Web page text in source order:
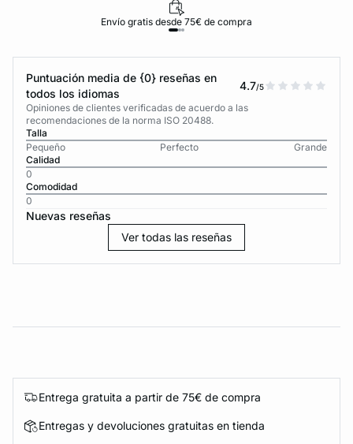
Envío gratis desde 75€ de compra
Puntuación media de {0} reseñas en
todos los idiomas
4.7/5
Opiniones de clientes verificadas de acuerdo a las
recomendaciones de la norma ISO 20488.
Talla
Pequeño
Perfecto
Grande
Calidad
0
Comodidad
0
Nuevas reseñas
Ver todas las reseñas
Entrega gratuita a partir de 75€ de compra
Entregas y devoluciones gratuitas en tienda